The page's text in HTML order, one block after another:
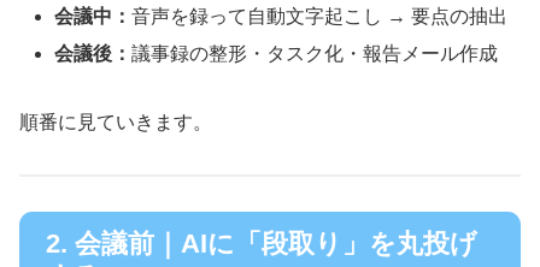
会議中：音声を録って自動文字起こし → 要点の抽出
会議後：議事録の整形・タスク化・報告メール作成
順番に見ていきます。
2. 会議前｜AIに「段取り」を丸投げ